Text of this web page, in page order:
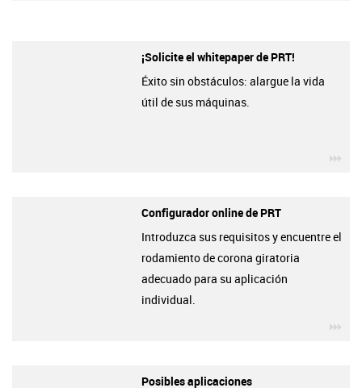
¡Solicite el whitepaper de PRT!
Éxito sin obstáculos: alargue la vida
útil de sus máquinas.
Configurador online de PRT
Introduzca sus requisitos y encuentre el
rodamiento de corona giratoria
adecuado para su aplicación
individual.
Posibles aplicaciones